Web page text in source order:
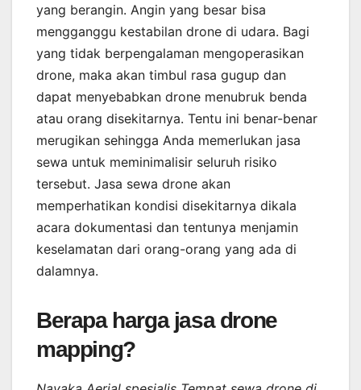
yang berangin. Angin yang besar bisa
mengganggu kestabilan drone di udara. Bagi
yang tidak berpengalaman mengoperasikan
drone, maka akan timbul rasa gugup dan
dapat menyebabkan drone menubruk benda
atau orang disekitarnya. Tentu ini benar-benar
merugikan sehingga Anda memerlukan jasa
sewa untuk meminimalisir seluruh risiko
tersebut. Jasa sewa drone akan
memperhatikan kondisi disekitarnya dikala
acara dokumentasi dan tentunya menjamin
keselamatan dari orang-orang yang ada di
dalamnya.
Berapa harga jasa drone
mapping?